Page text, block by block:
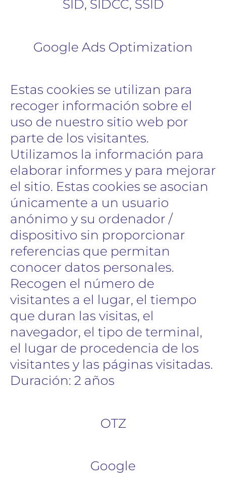
SID, SIDCC, SSID
Google Ads Optimization
Estas cookies se utilizan para
recoger información sobre el
uso de nuestro sitio web por
parte de los visitantes.
Utilizamos la información para
elaborar informes y para mejorar
el sitio. Estas cookies se asocian
únicamente a un usuario
anónimo y su ordenador /
dispositivo sin proporcionar
referencias que permitan
conocer datos personales.
Recogen el número de
visitantes a el lugar, el tiempo
que duran las visitas, el
navegador, el tipo de terminal,
el lugar de procedencia de los
visitantes y las páginas visitadas.
Duración: 2 años
OTZ
Google